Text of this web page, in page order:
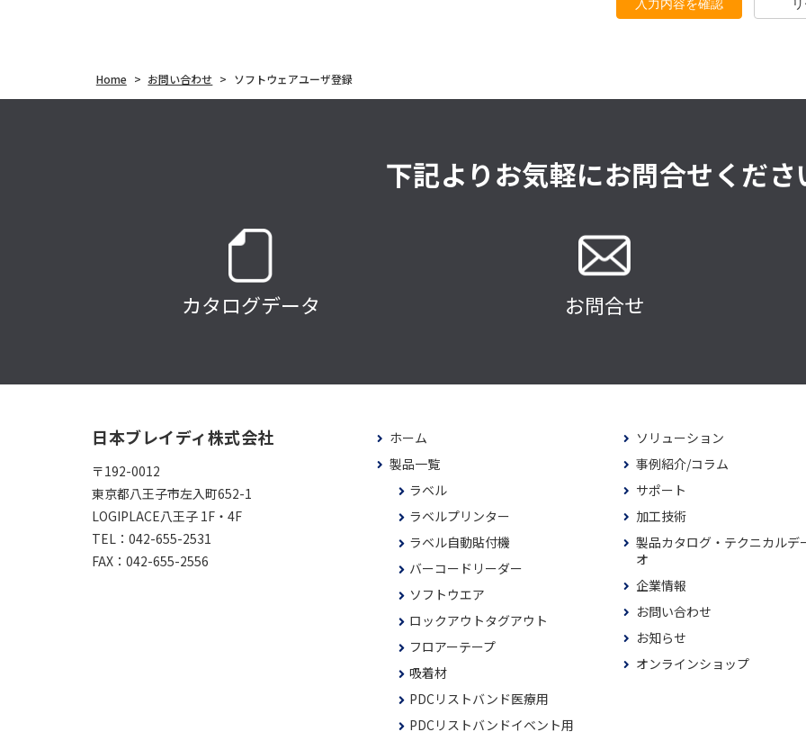
入力内容を確認
Home > お問い合わせ > ソフトウェアユーザ登録
下記よりお気軽にお問合せくださ
カタログデータ お問合せ
日本ブレイディ株式会社
〒192-0012
東京都八王子市左入町652-1
LOGIPLACE八王子 1F・4F
TEL： 042-655-2531
FAX： 042-655-2556
ホーム
製品一覧
ラベル
ラベルプリンター
ラベル自動貼付機
バーコードリーダー
ソフトウエア
ロックアウトタグアウト
フロアーテープ
吸着材
PDCリストバンド医療用
PDCリストバンドイベント用
ソリューション
事例紹介/コラム
サポート
加工技術
製品カタログ・テクニカルデ
オ
企業情報
お問い合わせ
お知らせ
オンラインショップ